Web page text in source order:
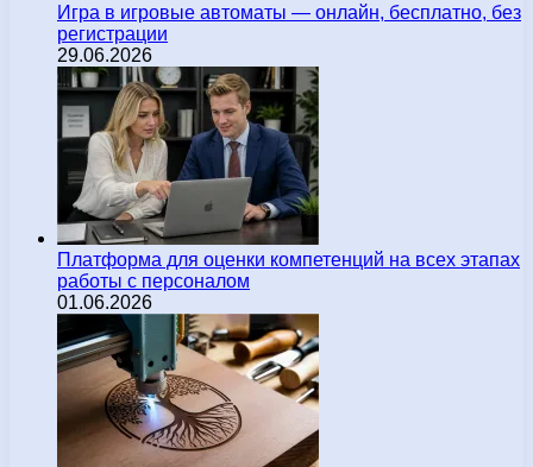
Игра в игровые автоматы — онлайн, бесплатно, без
регистрации
29.06.2026
Платформа для оценки компетенций на всех этапах
работы с персоналом
01.06.2026